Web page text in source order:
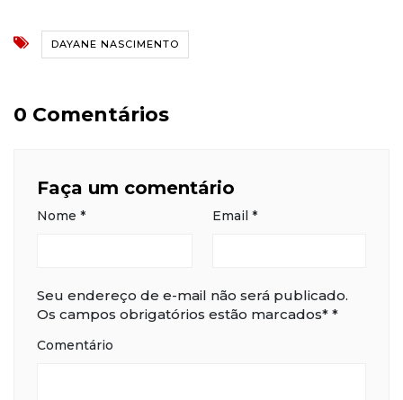
DAYANE NASCIMENTO
0 Comentários
Faça um comentário
Nome * Email *
Seu endereço de e-mail não será publicado.
Os campos obrigatórios estão marcados* *
Comentário